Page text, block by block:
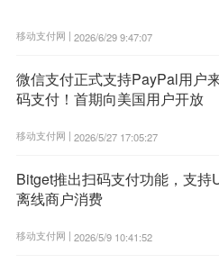
移动支付网 | 2026/6/29 9:47:07
微信支付正式支持PayPal用户
码支付！首期向美国用户开放
移动支付网 | 2026/5/27 17:05:27
Bitget推出扫码支付功能，支持
离线商户消费
移动支付网 | 2026/5/9 10:41:52